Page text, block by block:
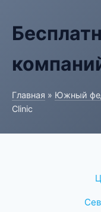
Главная » Южный
Clinic